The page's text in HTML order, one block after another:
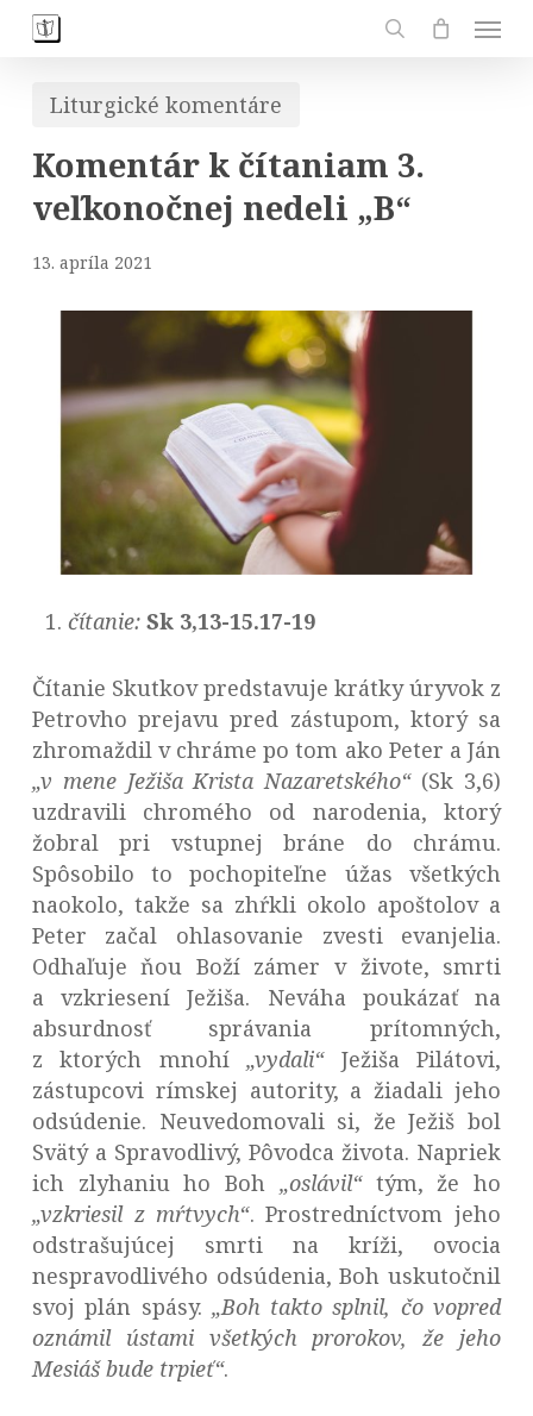
Skip
contentLiturgické komentáre
Komentár k čítaniam 3.
veľkonočnej nedeli „B“
13. apríla 2021
čítanie: Sk 3,13-15.17-19
Čítanie Skutkov predstavuje krátky úryvok z
Petrovho prejavu pred zástupom, ktorý sa
zhromaždil v chráme po tom ako Peter a Ján
„v mene Ježiša Krista Nazaretského“(Sk 3,6)
uzdravili chromého od narodenia, ktorý
žobral pri vstupnej bráne do chrámu.
Spôsobilo to pochopiteľne úžas všetkých
naokolo, takže sa zhŕkli okolo apoštolov a
Peter začal ohlasovanie zvesti evanjelia.
Odhaľuje ňou Boží zámer v živote, smrti
a vzkriesení Ježiša. Neváha poukázať na
absurdnosť správania prítomných,
z ktorých mnohí„vydali“Ježiša Pilátovi,
zástupcovi rímskej autority, a žiadali jeho
odsúdenie. Neuvedomovali si, že Ježiš bol
Svätý a Spravodlivý, Pôvodca života. Napriek
ich zlyhaniu ho Boh „oslávil“tým, že ho
„vzkriesil z mŕtvych“. Prostredníctvom jeho
odstrašujúcej smrti na kríži, ovocia
nespravodlivého odsúdenia, Boh uskutočnil
svoj plán spásy. „Boh takto splnil, čo vopred
oznámil ústami všetkých prorokov, že jeho
Mesiáš bude trpieť“.